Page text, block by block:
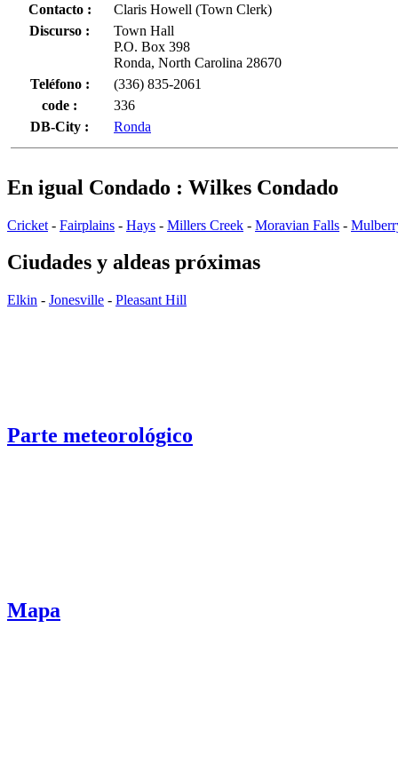
Contacto :
Claris Howell (Town Clerk)
Discurso :
Town Hall
P.O. Box 398
Ronda, North Carolina 28670
Teléfono :
(336) 835-2061
code :
336
DB-City :
Ronda
En igual Condado : Wilkes Condado
Cricket - Fairplains - Hays - Millers Creek - Moravian Falls -
Ciudades y aldeas próximas
Elkin - Jonesville - Pleasant Hill
Parte meteorológico
Mapa